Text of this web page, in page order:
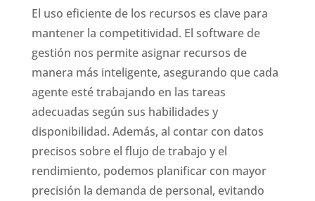
El uso eficiente de los recursos es clave para
mantener la competitividad. El software de
gestión nos permite asignar recursos de
manera más inteligente, asegurando que cada
agente esté trabajando en las tareas
adecuadas según sus habilidades y
disponibilidad. Además, al contar con datos
precisos sobre el flujo de trabajo y el
rendimiento, podemos planificar con mayor
precisión la demanda de personal, evitando